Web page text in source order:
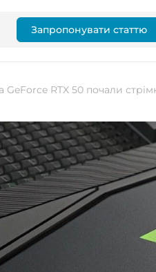
Запропонувати статтю